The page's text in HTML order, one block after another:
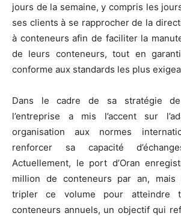
jours de la semaine, y compris les
ses clients à se rapprocher de la
à conteneurs afin de faciliter la
de leurs conteneurs, tout en
conforme aux standards les plus
Dans le cadre de sa stratégie de
l’entreprise a mis l’accent sur
organisation aux normes
renforcer sa capacité
Actuellement, le port d’Oran
million de conteneurs par an, mais
tripler ce volume pour atteindre
conteneurs annuels, un objectif qui